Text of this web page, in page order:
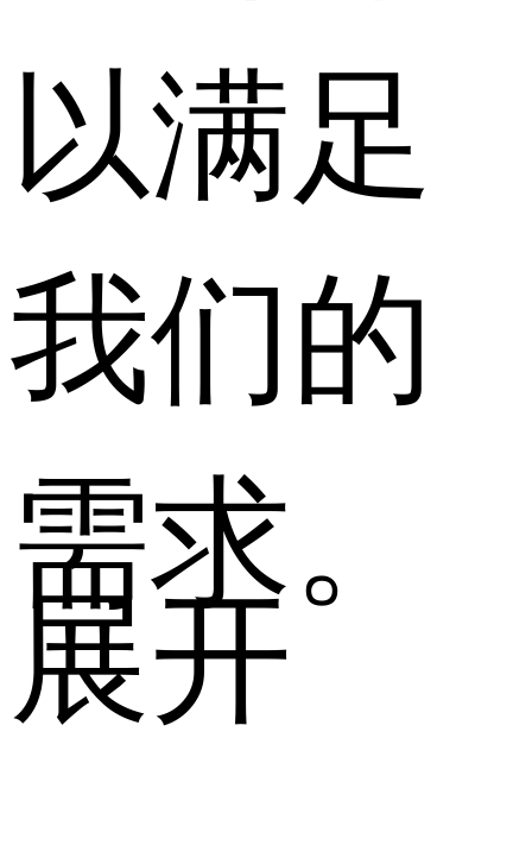
以满足
我们的
需求。
展开